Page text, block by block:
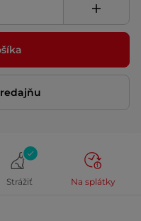
Strážiť Na splátky